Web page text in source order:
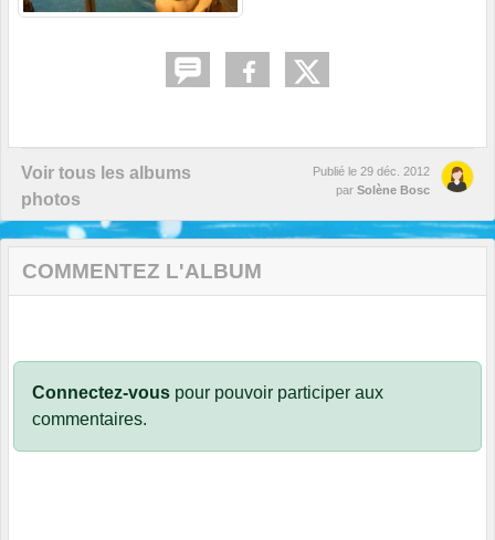
Voir tous les albums
photos
Publié le 29 déc. 2012
par Solène Bosc
COMMENTEZ L'ALBUM
Connectez-vous pour pouvoir participer aux
commentaires.